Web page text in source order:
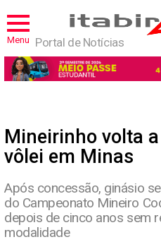
Menu Portal de Notícias
Mineirinho volta
vôlei em Minas
Após concessão, ginásio
do Campeonato Mineiro
depois de cinco anos sem
modalidade